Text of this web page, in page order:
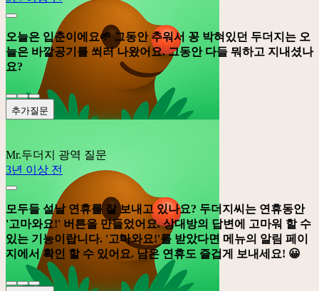
오늘은 입춘이에요🌱 그동안 추워서 꽁 박혀있던 두더지는 오
늘은 바깥공기를 쐬러 나왔어요. 그동안 다들 뭐하고 지내셨나
요?
추가질문
Mr.두더지
광역 질문
3년 이상 전
모두들 설날 연휴를 잘 보내고 있나요? 두더지씨는 연휴동안
'고마와요!' 버튼을 만들었어요. 상대방의 답변에 고마워 할 수
있는 기능이랍니다. '고마와요!'를 받았다면 메뉴의 알림 페이
지에서 확인 할 수 있어요. 남은 연휴도 즐겁게 보내세요! 😀